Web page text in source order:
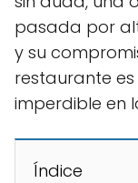
pasada por
y su
restaurante
imperdible en
Índice